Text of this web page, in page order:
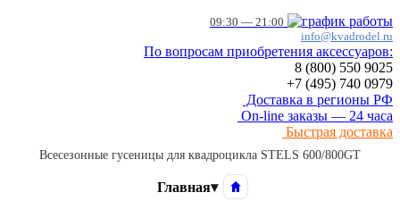
09:30 — 21:00
info@kvadrodel.ru
По вопросам приобретения аксессуаров:
8 (800) 550 9025
+7 (495) 740 0979
Доставка в регионы РФ
On-line заказы — 24 часа
Быстрая доставка
Всесезонные гусеницы для квадроцикла STELS 600/800GT
Главная▾